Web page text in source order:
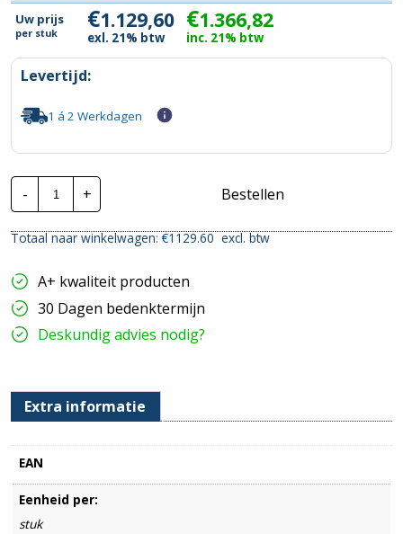
Uw prijs
per stuk €1.129,60
exl. 21% btw
€1.366,82
inc. 21% btw
Levertijd:
1 á 2 Werkdagen
-
Invertek
Frequentieregelaar
|
3-
3F12-
MN
|
P=11kw
hoeveelheid
+ Bestellen
Totaal naar winkelwagen: €1129.60excl. btw
A+ kwaliteit producten
30 Dagen bedenktermijn
Deskundig advies nodig?
Extra informatie
EAN
Eenheid per:
stuk